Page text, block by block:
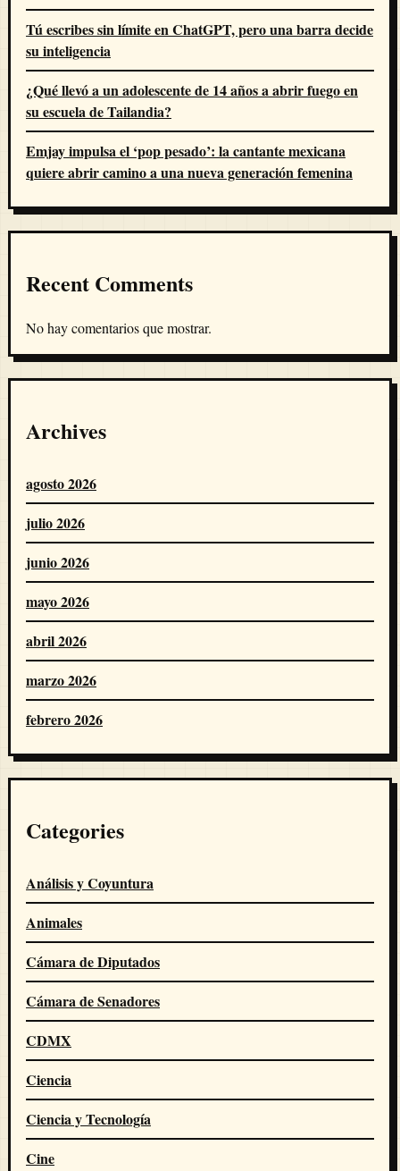
Tú escribes sin límite en ChatGPT, pero una barra decide
su inteligencia
¿Qué llevó a un adolescente de 14 años a abrir fuego en
su escuela de Tailandia?
Emjay impulsa el ‘pop pesado’: la cantante mexicana
quiere abrir camino a una nueva generación femenina
Recent Comments
No hay comentarios que mostrar.
Archives
agosto 2026
julio 2026
junio 2026
mayo 2026
abril 2026
marzo 2026
febrero 2026
Categories
Análisis y Coyuntura
Animales
Cámara de Diputados
Cámara de Senadores
CDMX
Ciencia
Ciencia y Tecnología
Cine